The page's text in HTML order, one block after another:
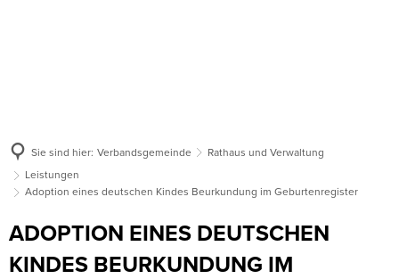
Sie sind hier: Verbandsgemeinde
Rathaus und Verwaltung
Leistungen
Adoption eines deutschen Kindes Beurkundung im Geburtenregister
ADOPTION EINES DEUTSCHEN
KINDES BEURKUNDUNG IM